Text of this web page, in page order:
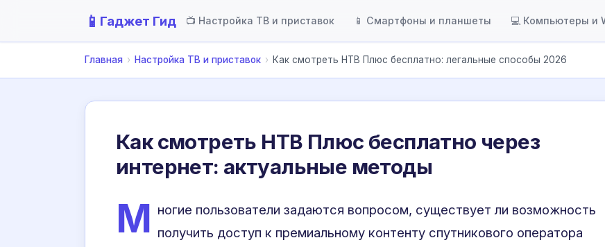
📱 Гаджет Гид 📺 Настройка ТВ и приставок 📱 Смартфоны и планшеты 💻 Компьютеры и
Главная › Настройка ТВ и приставок › Как смотреть НТВ Плюс бесплатно: легальные способы 2026
Как смотреть НТВ Плюс бесплатно через
интернет: актуальные методы
М ногие пользователи задаются вопросом, существует ли возможность
получить доступ к премиальному контенту спутникового оператора